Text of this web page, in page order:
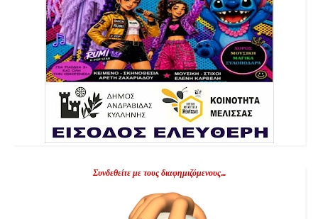
Συνδεθείτε με τους διαφημιζόμενους...